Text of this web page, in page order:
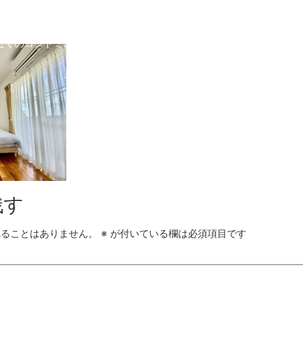
Miyakojima
くのコンドミニアムホテル
ことはありません。 ※ が付いている欄は必須項目です